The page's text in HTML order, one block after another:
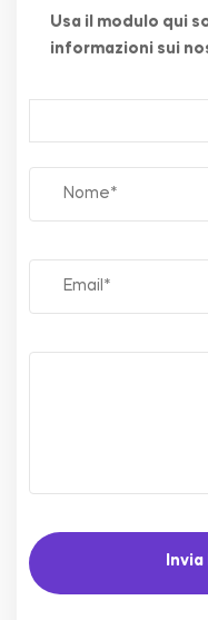
Usa il modulo qui
informazioni sui